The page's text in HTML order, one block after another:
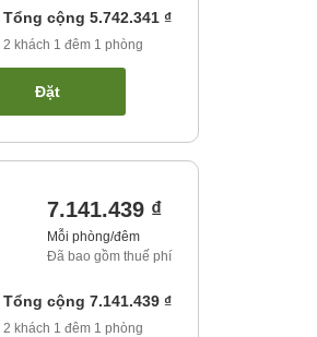
Tổng cộng 5.742.341 ₫
2 khách 1 đêm 1 phòng
Đặt
7.141.439 ₫
Mỗi phòng/đêm
Đã bao gồm thuế phí
Tổng cộng 7.141.439 ₫
2 khách 1 đêm 1 phòng